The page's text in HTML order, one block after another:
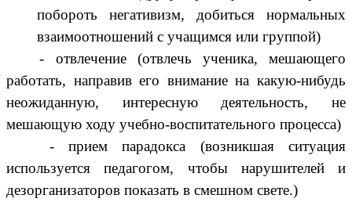
побороть негативизм, добиться нормальных
взаимоотношений с учащимся или группой)
- отвлечение (отвлечь ученика, мешающего
работать, направив его внимание на какую-нибудь
неожиданную, интересную деятельность, не
мешающую ходу учебно-воспитательного процесса)
- прием парадокса (возникшая ситуация
используется педагогом, чтобы нарушителей и
дезорганизаторов показать в смешном свете.)